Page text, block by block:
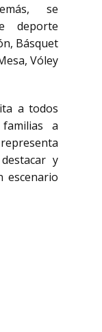
se
deporte
Básquet
Vóley
a todos
a
y
escenario